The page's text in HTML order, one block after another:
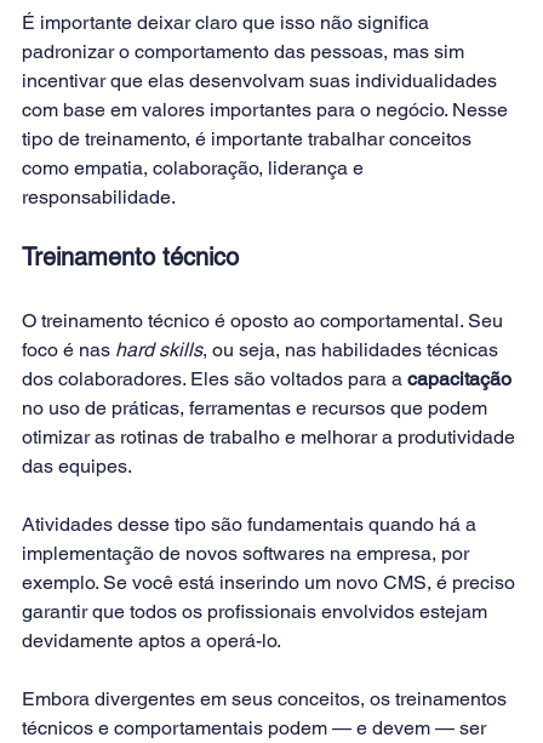
É importante deixar claro que isso não significa
padronizar o comportamento das pessoas, mas sim
incentivar que elas desenvolvam suas individualidades
com base em valores importantes para o negócio. Nesse
tipo de treinamento, é importante trabalhar conceitos
como empatia, colaboração, liderança e
responsabilidade.
Treinamento técnico
O treinamento técnico é oposto ao comportamental. Seu
foco é nas hard skills, ou seja, nas habilidades técnicas
dos colaboradores. Eles são voltados para a capacitação
no uso de práticas, ferramentas e recursos que podem
otimizar as rotinas de trabalho e melhorar a produtividade
das equipes.
Atividades desse tipo são fundamentais quando há a
implementação de novos softwares na empresa, por
exemplo. Se você está inserindo um novo CMS, é preciso
garantir que todos os profissionais envolvidos estejam
devidamente aptos a operá-lo.
Embora divergentes em seus conceitos, os treinamentos
técnicos e comportamentais podem — e devem — ser